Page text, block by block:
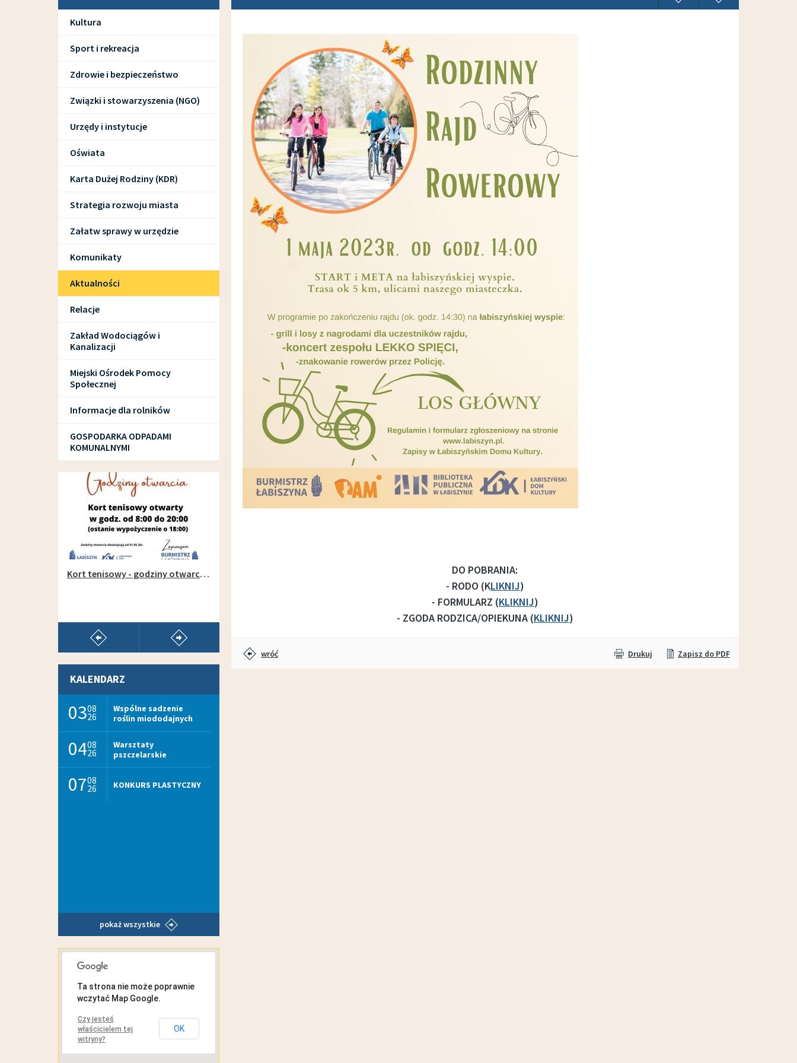
Kultura
Sport i rekreacja
Zdrowie i bezpieczeństwo
Związki i stowarzyszenia (NGO)
Urzędy i instytucje
Oświata
Karta Dużej Rodziny (KDR)
Strategia rozwoju miasta
Załatw sprawy w urzędzie
Komunikaty
Aktualności
Relacje
Zakład Wodociągów i
Kanalizacji
Miejski Ośrodek Pomocy
Społecznej
Informacje dla rolników
GOSPODARKA ODPADAMI
KOMUNALNYMI
SPORT I REKREACJA
pokaż poprzedni artykuł
Kort tenisowy - godziny otwarcia w sezonie 2026
KALENDARZ
0308
26
Wspólne sadzenie
roślin miododajnych
0408
26
Warsztaty
pszczelarskie
0708
26 KONKURS PLASTYCZNY
pokaż wszystkie
MAPA INTERAKTYWNA
Ta strona nie może poprawnie
wczytać Map Google.
Czy jesteś
właścicielem tej
witryny?
OK
DO POBRANIA:
- RODO (KLIKNIJ)
- FORMULARZ (KLIKNIJ)
- ZGODA RODZICA/OPIEKUNA (KLIKNIJ)
wróć Drukuj Zapisz do PDF